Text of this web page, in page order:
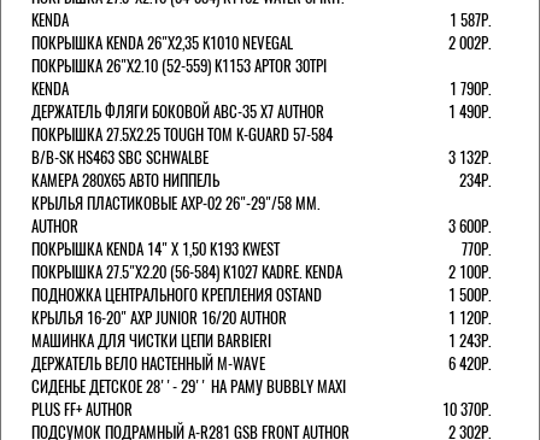
KENDA
1 587Р.
ПОКРЫШКА KENDA 26"Х2,35 K1010 NEVEGAL
2 002Р.
ПОКРЫШКА 26"Х2.10 (52-559) K1153 APTOR 30TPI
KENDA
1 790Р.
ДЕРЖАТЕЛЬ ФЛЯГИ БОКОВОЙ ABC-35 X7 AUTHOR
1 490Р.
ПОКРЫШКА 27.5X2.25 TOUGH TOM K-GUARD 57-584
B/B-SK HS463 SBC SCHWALBE
3 132Р.
КАМЕРА 280Х65 АВТО НИППЕЛЬ
234Р.
КРЫЛЬЯ ПЛАСТИКОВЫЕ AXP-02 26"-29"/58 ММ.
AUTHOR
3 600Р.
ПОКРЫШКА KENDA 14" Х 1,50 K193 KWEST
770Р.
ПОКРЫШКА 27.5"Х2.20 (56-584) K1027 KADRE. KENDA
2 100Р.
ПОДНОЖКА ЦЕНТРАЛЬНОГО КРЕПЛЕНИЯ OSTAND
1 500Р.
КРЫЛЬЯ 16-20" AXP JUNIOR 16/20 AUTHOR
1 120Р.
МАШИНКА ДЛЯ ЧИСТКИ ЦЕПИ BARBIERI
1 243Р.
ДЕРЖАТЕЛЬ ВЕЛО НАСТЕННЫЙ M-WAVE
6 420Р.
СИДЕНЬЕ ДЕТСКОЕ 28''- 29'' НА РАМУ BUBBLY MAXI
PLUS FF+ AUTHOR
10 370Р.
ПОДСУМОК ПОДРАМНЫЙ A-R281 GSB FRONT AUTHOR
2 302Р.